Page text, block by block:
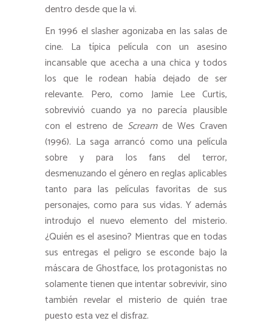
dentro desde que la vi.
En 1996 el slasher agonizaba en las salas de
cine. La típica película con un asesino
incansable que acecha a una chica y todos
los que le rodean había dejado de ser
relevante. Pero, como Jamie Lee Curtis,
sobrevivió cuando ya no parecía plausible
con el estreno de Screamde Wes Craven
(1996). La saga arrancó como una película
sobre y para los fans del terror,
desmenuzando el género en reglas aplicables
tanto para las películas favoritas de sus
personajes, como para sus vidas. Y además
introdujo el nuevo elemento del misterio.
¿Quién es el asesino? Mientras que en todas
sus entregas el peligro se esconde bajo la
máscara de Ghostface, los protagonistas no
solamente tienen que intentar sobrevivir, sino
también revelar el misterio de quién trae
puesto esta vez el disfraz.